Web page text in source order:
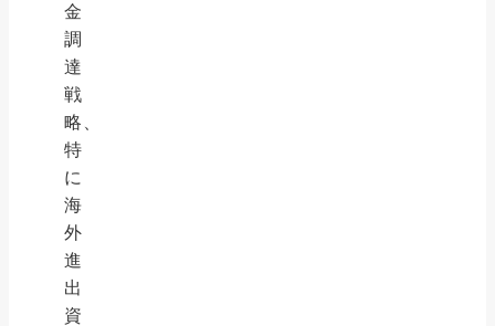
金
調
達
戦
略、
特
に
海
外
進
出
資